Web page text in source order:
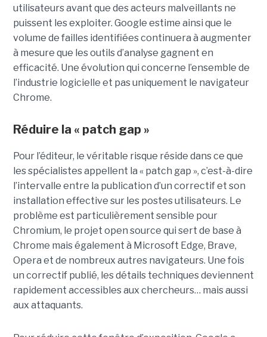
utilisateurs avant que des acteurs malveillants ne
puissent les exploiter. Google estime ainsi que le
volume de failles identifiées continuera à augmenter
à mesure que les outils d’analyse gagnent en
efficacité. Une évolution qui concerne l’ensemble de
l’industrie logicielle et pas uniquement le navigateur
Chrome.
Réduire la « patch gap »
Pour l’éditeur, le véritable risque réside dans ce que
les spécialistes appellent la « patch gap », c’est-à-dire
l’intervalle entre la publication d’un correctif et son
installation effective sur les postes utilisateurs. Le
problème est particulièrement sensible pour
Chromium, le projet open source qui sert de base à
Chrome mais également à Microsoft Edge, Brave,
Opera et de nombreux autres navigateurs. Une fois
un correctif publié, les détails techniques deviennent
rapidement accessibles aux chercheurs… mais aussi
aux attaquants.